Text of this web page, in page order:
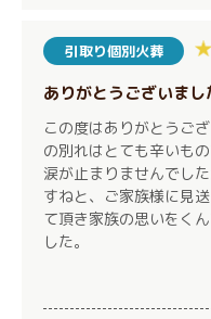
引取り個別火葬
ありがとうございまし
この度はありがとうご
の別れはとても辛いも
涙が止まりませんでし
すねと、ご家族様に見
て頂き家族の思いをく
した。